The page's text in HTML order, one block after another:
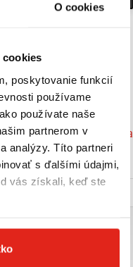
O cookies
poskytovanie funkcií
používame
používate naše
partnerom v
analýzy. Títo partneri
s ďalšími údajmi,
vás získali, keď ste
Značka: Honda
ČIERNA